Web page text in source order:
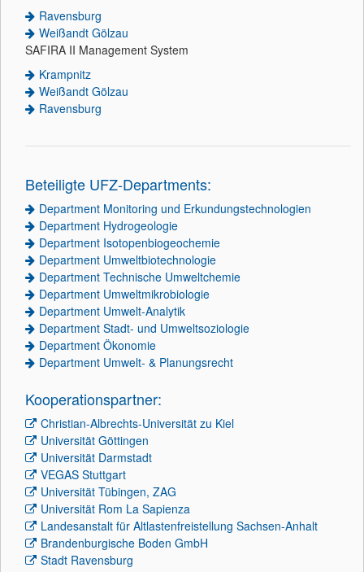
Ravensburg
Weißandt Gölzau
SAFIRA II Management System
Krampnitz
Weißandt Gölzau
Ravensburg
Beteiligte UFZ-Departments:
Department Monitoring und Erkundungstechnologien
Department Hydrogeologie
Department Isotopenbiogeochemie
Department Umweltbiotechnologie
Department Technische Umweltchemie
Department Umweltmikrobiologie
Department Umwelt-Analytik
Department Stadt- und Umweltsoziologie
Department Ökonomie
Department Umwelt- & Planungsrecht
Kooperationspartner:
Christian-Albrechts-Universität zu Kiel
Universität Göttingen
Universität Darmstadt
VEGAS Stuttgart
Universität Tübingen, ZAG
Universität Rom La Sapienza
Landesanstalt für Altlastenfreistellung Sachsen-Anhalt
Brandenburgische Boden GmbH
Stadt Ravensburg